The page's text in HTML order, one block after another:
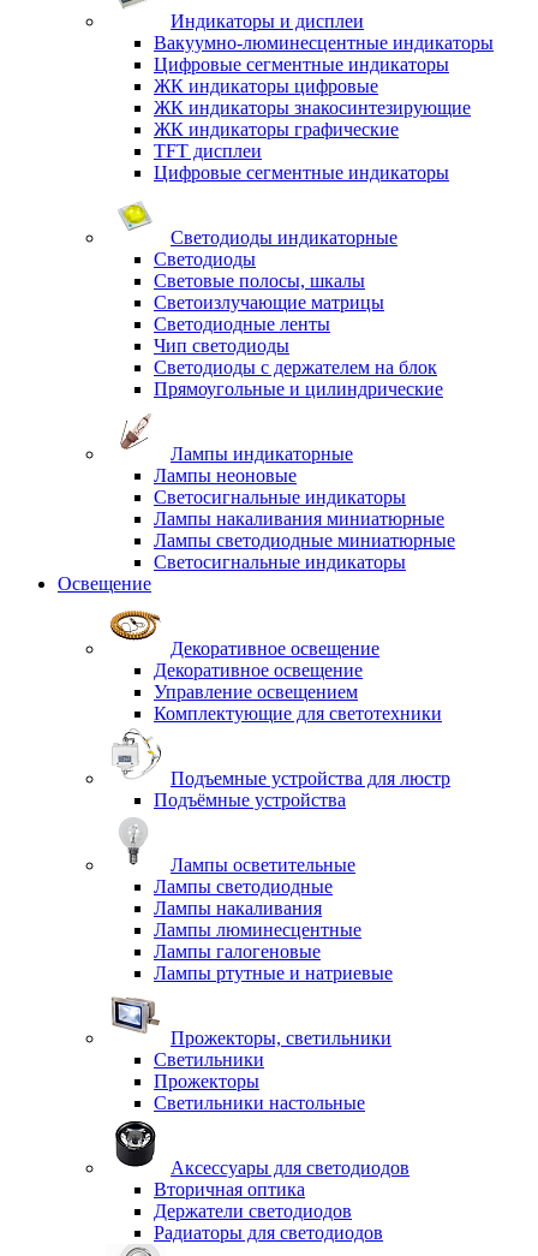
Индикаторы и дисплеи
Вакуумно-люминесцентные индикаторы
Цифровые сегментные индикаторы
ЖК индикаторы цифровые
ЖК индикаторы знакосинтезирующие
ЖК индикаторы графические
TFT дисплеи
Цифровые сегментные индикаторы
Светодиоды индикаторные
Светодиоды
Световые полосы, шкалы
Светоизлучающие матрицы
Светодиодные ленты
Чип светодиоды
Светодиоды с держателем на блок
Прямоугольные и цилиндрические
Лампы индикаторные
Лампы неоновые
Светосигнальные индикаторы
Лампы накаливания миниатюрные
Лампы светодиодные миниатюрные
Светосигнальные индикаторы
Освещение
Декоративное освещение
Декоративное освещение
Управление освещением
Комплектующие для светотехники
Подъемные устройства для люстр
Подъёмные устройства
Лампы осветительные
Лампы светодиодные
Лампы накаливания
Лампы люминесцентные
Лампы галогеновые
Лампы ртутные и натриевые
Прожекторы, светильники
Светильники
Прожекторы
Светильники настольные
Аксессуары для светодиодов
Вторичная оптика
Держатели светодиодов
Радиаторы для светодиодов